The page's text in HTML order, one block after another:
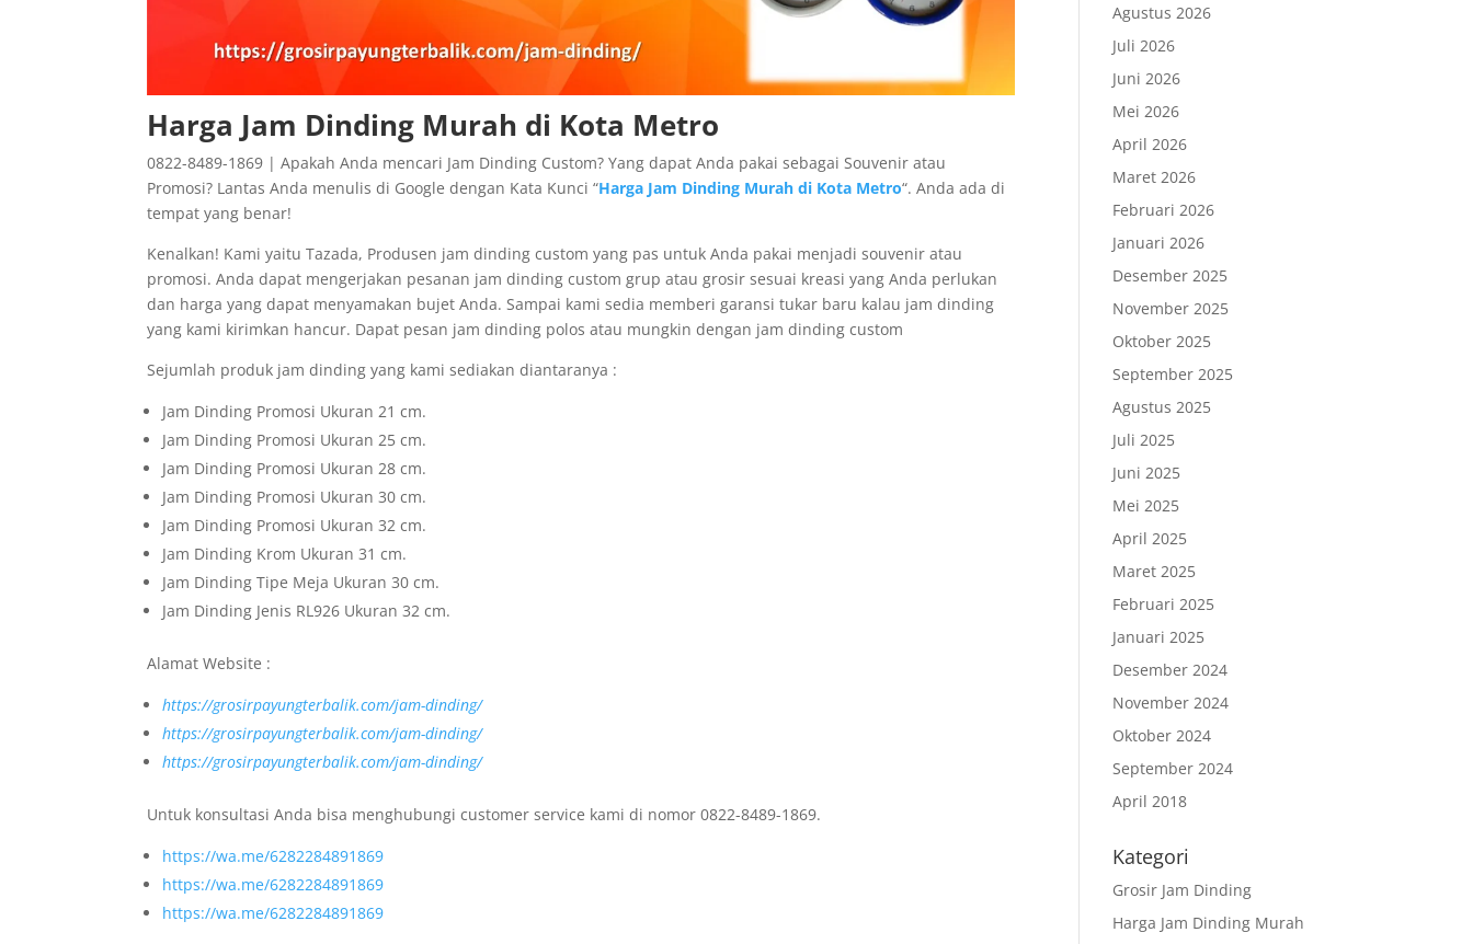
Harga Jam Dinding Murah di Kota Metro
0822-8489-1869 | Apakah Anda mencari Jam Dinding Custom? Yang dapat Anda pakai sebagai Souvenir atau
Promosi? Lantas Anda menulis di Google dengan Kata Kunci “Harga Jam Dinding Murah di Kota Metro“. Anda ada di
tempat yang benar!
Kenalkan! Kami yaitu Tazada, Produsen jam dinding custom yang pas untuk Anda pakai menjadi souvenir atau
promosi. Anda dapat mengerjakan pesanan jam dinding custom grup atau grosir sesuai kreasi yang Anda perlukan
dan harga yang dapat menyamakan bujet Anda. Sampai kami sedia memberi garansi tukar baru kalau jam dinding
yang kami kirimkan hancur. Dapat pesan jam dinding polos atau mungkin dengan jam dinding custom
Sejumlah produk jam dinding yang kami sediakan diantaranya :
Jam Dinding Promosi Ukuran 21 cm.
Jam Dinding Promosi Ukuran 25 cm.
Jam Dinding Promosi Ukuran 28 cm.
Jam Dinding Promosi Ukuran 30 cm.
Jam Dinding Promosi Ukuran 32 cm.
Jam Dinding Krom Ukuran 31 cm.
Jam Dinding Tipe Meja Ukuran 30 cm.
Jam Dinding Jenis RL926 Ukuran 32 cm.
Alamat Website :
https://grosirpayungterbalik.com/jam-dinding/
https://grosirpayungterbalik.com/jam-dinding/
https://grosirpayungterbalik.com/jam-dinding/
Untuk konsultasi Anda bisa menghubungi customer service kami di nomor 0822-8489-1869.
https://wa.me/6282284891869
https://wa.me/6282284891869
https://wa.me/6282284891869
Agustus 2026
Juli 2026
Juni 2026
Mei 2026
April 2026
Maret 2026
Februari 2026
Januari 2026
Desember 2025
November 2025
Oktober 2025
September 2025
Agustus 2025
Juli 2025
Juni 2025
Mei 2025
April 2025
Maret 2025
Februari 2025
Januari 2025
Desember 2024
November 2024
Oktober 2024
September 2024
April 2018
Kategori
Grosir Jam Dinding
Harga Jam Dinding Murah